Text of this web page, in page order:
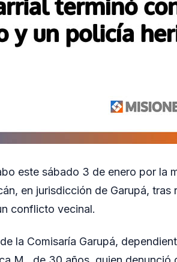
este sábado 3 de enero por la
en jurisdicción de Garupá, tras
conflicto vecinal.
la Comisaría Garupá,